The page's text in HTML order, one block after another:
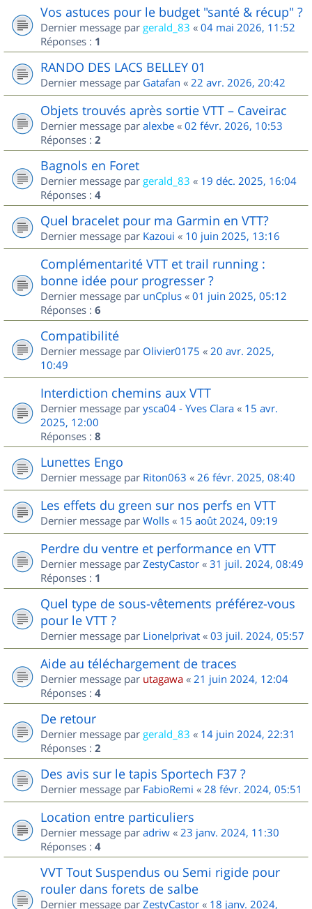
Vos astuces pour le budget "santé & récup" ?
Dernier message par gerald_83 « 04 mai 2026, 11:52
Réponses : 1
RANDO DES LACS BELLEY 01
Dernier message par Gatafan « 22 avr. 2026, 20:42
Objets trouvés après sortie VTT – Caveirac
Dernier message par alexbe « 02 févr. 2026, 10:53
Réponses : 2
Bagnols en Foret
Dernier message par gerald_83 « 19 déc. 2025, 16:04
Réponses : 4
Quel bracelet pour ma Garmin en VTT?
Dernier message par Kazoui « 10 juin 2025, 13:16
Complémentarité VTT et trail running :
bonne idée pour progresser ?
Dernier message par unCplus « 01 juin 2025, 05:12
Réponses : 6
Compatibilité
Dernier message par Olivier0175 « 20 avr. 2025,
10:49
Interdiction chemins aux VTT
Dernier message par ysca04 - Yves Clara « 15 avr.
2025, 12:00
Réponses : 8
Lunettes Engo
Dernier message par Riton063 « 26 févr. 2025, 08:40
Les effets du green sur nos perfs en VTT
Dernier message par Wolls « 15 août 2024, 09:19
Perdre du ventre et performance en VTT
Dernier message par ZestyCastor « 31 juil. 2024, 08:49
Réponses : 1
Quel type de sous-vêtements préférez-vous
pour le VTT ?
Dernier message par Lionelprivat « 03 juil. 2024, 05:57
Aide au téléchargement de traces
Dernier message par utagawa « 21 juin 2024, 12:04
Réponses : 4
De retour
Dernier message par gerald_83 « 14 juin 2024, 22:31
Réponses : 2
Des avis sur le tapis Sportech F37 ?
Dernier message par FabioRemi « 28 févr. 2024, 05:51
Location entre particuliers
Dernier message par adriw « 23 janv. 2024, 11:30
Réponses : 4
VVT Tout Suspendus ou Semi rigide pour
rouler dans forets de salbe
Dernier message par ZestyCastor « 18 janv. 2024,